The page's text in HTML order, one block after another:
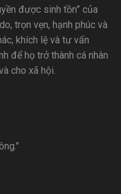
được sinh tồn” của
trọn vẹn, hạnh phúc và
khích lệ và tư vấn
để họ trở thành cá nhân
cho xã hội.